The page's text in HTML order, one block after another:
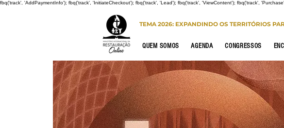
fbq('track', 'AddPaymentInfo'); fbq('track', 'InitiateCheckout'); fbq('track', 'Lead'); fbq('track', 'ViewContent'); fbq('track',
TEMA 2026: EXPANDINDO OS TERRITÓRIOS
QUEM SOMOS AGENDA CONGRESSOS